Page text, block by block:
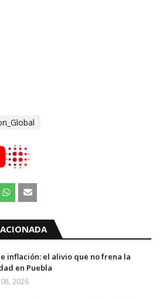
e inflación: el alivio que no frena la
en Puebla
2026